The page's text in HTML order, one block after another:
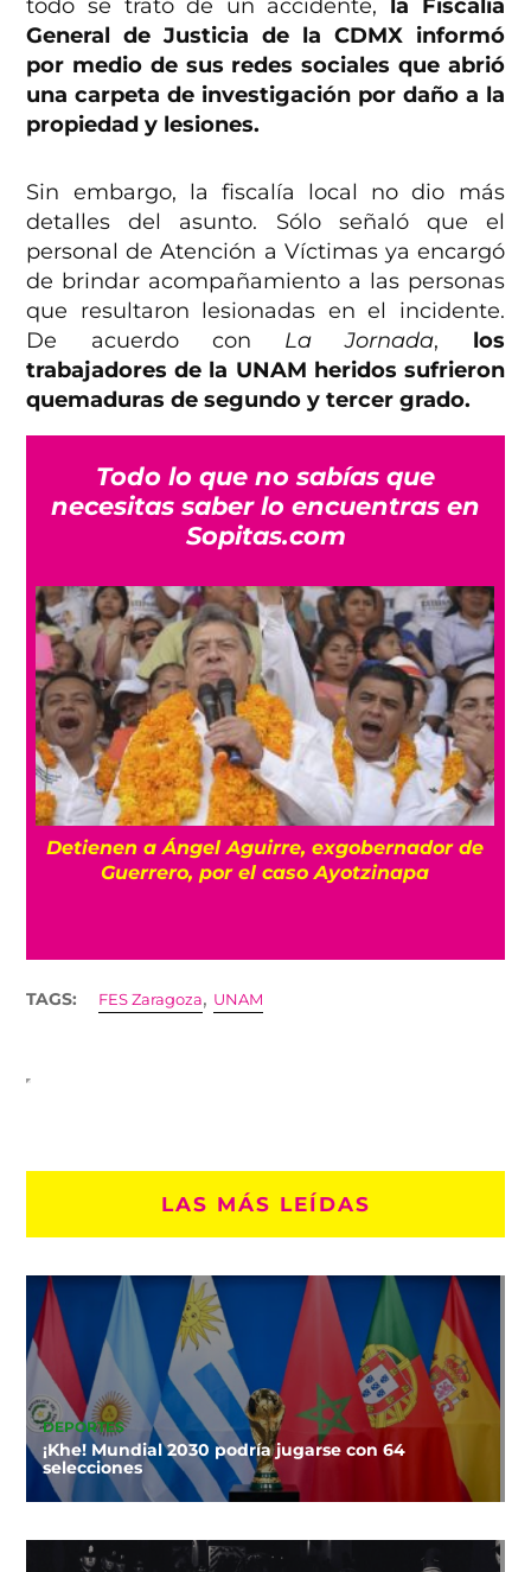
todo se trató de un accidente,
la Fiscalía
General de Justicia de la CDMX informó
por medio de sus redes sociales que abrió
una carpeta de investigación por daño a la
propiedad y lesiones.
Sin embargo, la fiscalía local no dio más
detalles del asunto. Sólo señaló que el
personal de Atención a Víctimas ya encargó
de brindar acompañamiento a las personas
que resultaron lesionadas en el incidente.
De acuerdo con La Jornada, los
trabajadores de la UNAM heridos sufrieron
quemaduras de segundo y tercer grado.
Todo lo que no sabías que
necesitas saber lo encuentras en
Sopitas.com
Detienen a Ángel Aguirre, exgobernador de
Guerrero, por el caso Ayotzinapa
TAGS: FES Zaragoza, UNAM
LAS MÁS LEÍDAS
DEPORTES
¡Khe! Mundial 2030 podría jugarse con 64
selecciones